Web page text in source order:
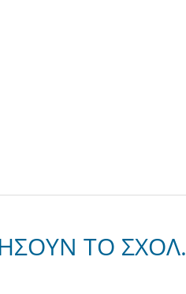
ΤΟ ΣΧΟΛ.